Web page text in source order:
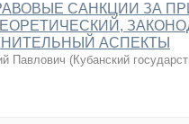
САНКЦИИ ЗА
АСПЕКТЫ
Павлович (Кубанский